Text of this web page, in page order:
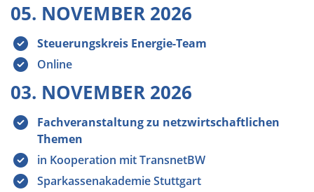
05. NOVEMBER 2026
Steuerungskreis Energie-Team
Online
03. NOVEMBER 2026
Fachveranstaltung zu netzwirtschaftlichen
Themen
in Kooperation mit TransnetBW
Sparkassenakademie Stuttgart